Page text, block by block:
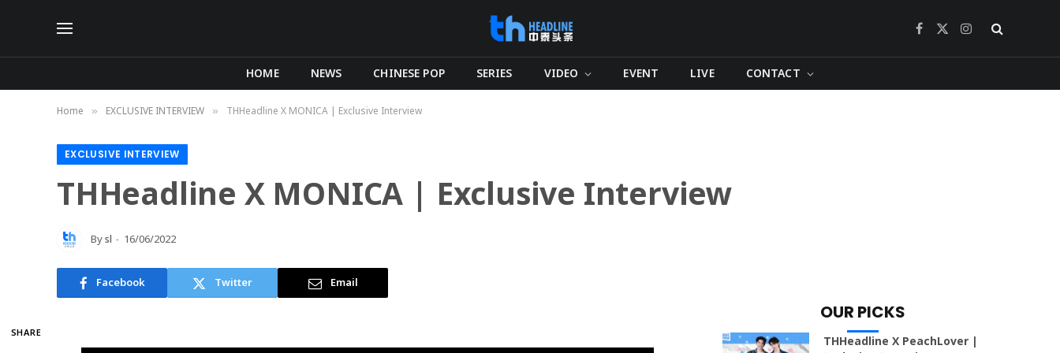
Facebook
X
Instagram
HOME NEWS CHINESE POP SERIES VIDEO EVENT LIVE CONTACT
Home » EXCLUSIVE INTERVIEW » THHeadline X MONICA | Exclusive Interview
EXCLUSIVE INTERVIEW
THHeadline X MONICA | Exclusive Interview
Bysl 16/06/2022
Facebook Twitter Email
SHARE
OUR PICKS
THHeadline X PeachLover |